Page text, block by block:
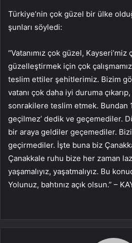
Türkiye’nin çok güzel bir ülke
şunları söyledi:
“Vatanımız çok güzel,
güzelleştirmek için çok çalışmamız
teslim ettiler şehitlerimiz. Bizim
vatanı çok daha iyi duruma
sonrakilere teslim etmek. Bundan
geçilmez’ dedik ve geçemediler.
bir araya geldiler geçemediler.
geçirmediler. İşte buna biz
Çanakkale ruhu bize her zaman
yaşamalıyız, yaşatmalıyız. Bu
Yolunuz, bahtınız açık olsun.” –